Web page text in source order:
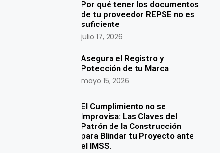
Por qué tener los documentos
de tu proveedor REPSE no es
suficiente
julio 17, 2026
Asegura el Registro y
Potección de tu Marca
mayo 15, 2026
El Cumplimiento no se
Improvisa: Las Claves del
Patrón de la Construcción
para Blindar tu Proyecto ante
el IMSS.